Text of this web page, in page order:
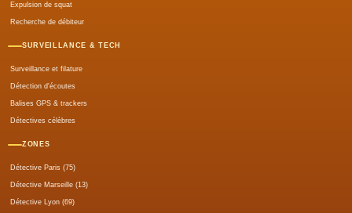
Expulsion de squat
Recherche de débiteur
SURVEILLANCE & TECH
Surveillance et filature
Détection d'écoutes
Balises GPS & trackers
Détectives célèbres
ZONES
Détective Paris (75)
Détective Marseille (13)
Détective Lyon (69)